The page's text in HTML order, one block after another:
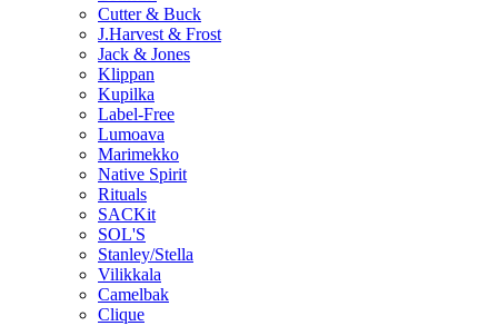
Cutter & Buck
J.Harvest & Frost
Jack & Jones
Klippan
Kupilka
Label-Free
Lumoava
Marimekko
Native Spirit
Rituals
SACKit
SOL'S
Stanley/Stella
Vilikkala
Camelbak
Clique